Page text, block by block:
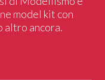
model kit con
altro ancora.